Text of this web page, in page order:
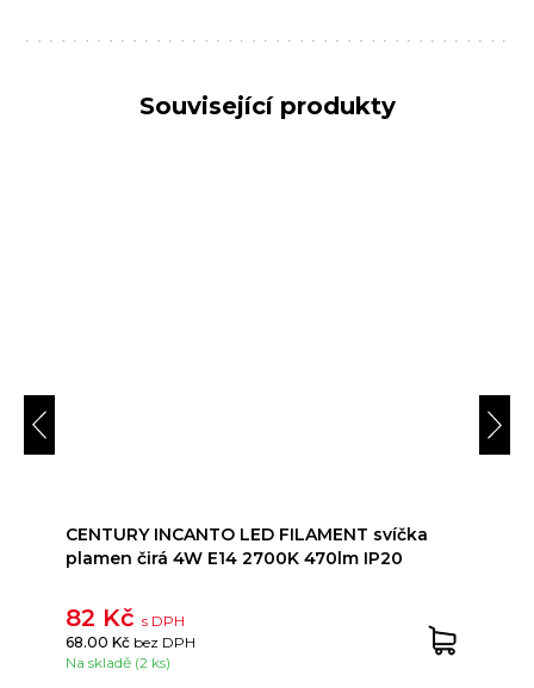
Související produkty
CENTURY INCANTO LED FILAMENT svíčka
plamen čirá 4W E14 2700K 470lm IP20
82 Kčs DPH
68.00 Kč bez DPH
Na skladě (2 ks)